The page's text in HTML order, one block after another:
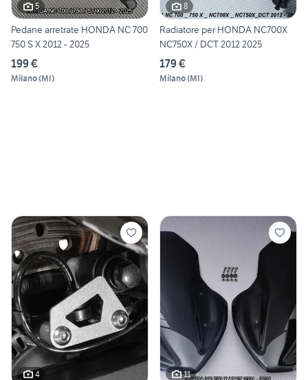
5
Pedane arretrate HONDA NC 700
750 S X 2012 - 2025
199 €
Milano(MI)
8
Radiatore per HONDA NC700X
NC750X / DCT 2012 2025
179 €
Milano(MI)
4 11